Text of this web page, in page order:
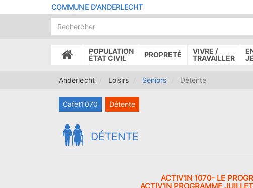
au
COMMUNE D'ANDERLECHT
ACCUEIL
POPULATION
ÉTAT CIVIL
PROPRETÉ
VIVRE /
TRAVAILLER
Anderlecht Loisirs Seniors Détente
Cafet1070 Détente
DÉTENTE
ACTIV'IN 1070- LE